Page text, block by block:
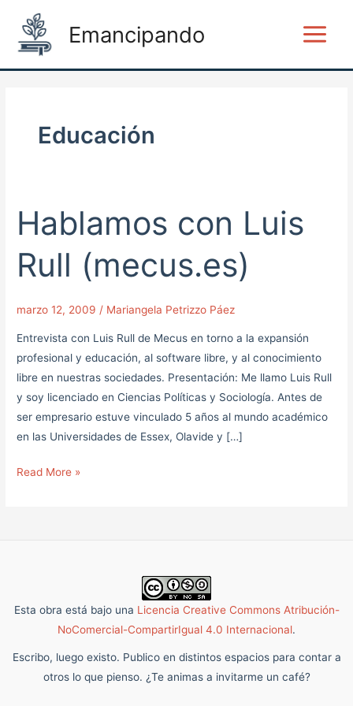
contenido
Emancipando
Menu
Educación
Hablamos con Luis
Rull (mecus.es)
marzo 12, 2009 / Mariangela Petrizzo Páez
Entrevista con Luis Rull de Mecus en torno a la expansión
profesional y educación, al software libre, y al conocimiento
libre en nuestras sociedades. Presentación: Me llamo Luis Rull
y soy licenciado en Ciencias Políticas y Sociología. Antes de
ser empresario estuve vinculado 5 años al mundo académico
en las Universidades de Essex, Olavide y […]
Hablamos
Luis
Rull
Read More »
Esta obra está bajo una Licencia Creative Commons Atribución-
NoComercial-CompartirIgual 4.0 Internacional.
Escribo, luego existo. Publico en distintos espacios para contar a
otros lo que pienso. ¿Te animas a invitarme un café?